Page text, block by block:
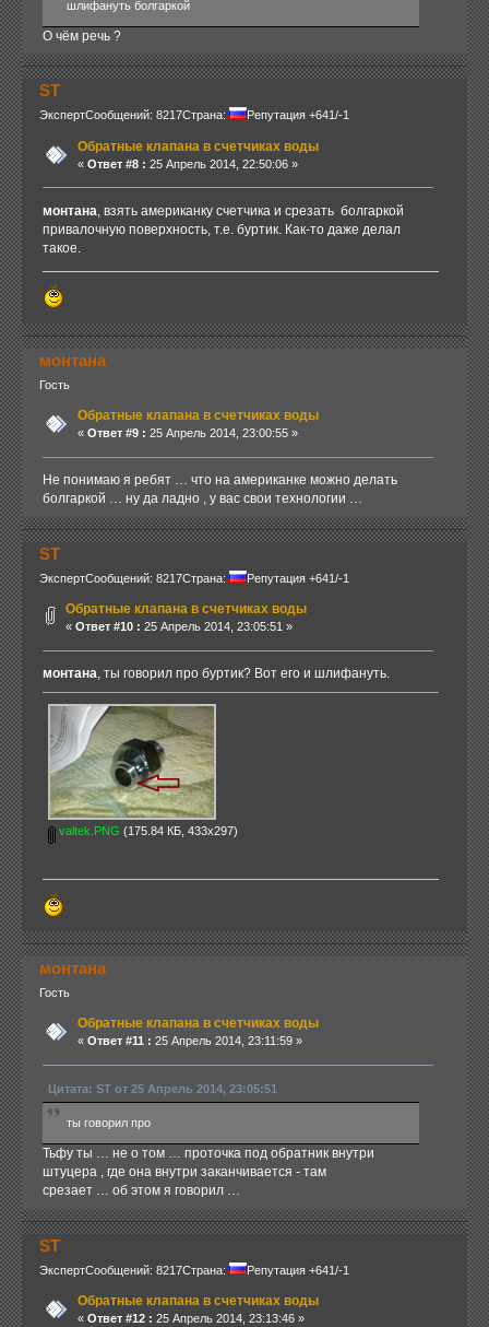
шлифануть болгаркой
О чём речь ?
ST
ЭкспертСообщений: 8217Страна: Репутация +641/-1
Обратные клапана в счетчиках воды
« Ответ #8 : 25 Апрель 2014, 22:50:06 »
монтана, взять американку счетчика и срезать болгаркой
привалочную поверхность, т.е. буртик. Как-то даже делал
такое.
монтана
Гость
Обратные клапана в счетчиках воды
« Ответ #9 : 25 Апрель 2014, 23:00:55 »
Не понимаю я ребят … что на американке можно делать
болгаркой … ну да ладно , у вас свои технологии …
ST
ЭкспертСообщений: 8217Страна: Репутация +641/-1
Обратные клапана в счетчиках воды
« Ответ #10 : 25 Апрель 2014, 23:05:51 »
монтана, ты говорил про буртик? Вот его и шлифануть.
valtek.PNG (175.84 КБ, 433x297)
монтана
Гость
Обратные клапана в счетчиках воды
« Ответ #11 : 25 Апрель 2014, 23:11:59 »
Цитата: ST от 25 Апрель 2014, 23:05:51
ты говорил про
Тьфу ты … не о том … проточка под обратник внутри
штуцера , где она внутри заканчивается - там
срезает … об этом я говорил …
ST
ЭкспертСообщений: 8217Страна: Репутация +641/-1
Обратные клапана в счетчиках воды
« Ответ #12 : 25 Апрель 2014, 23:13:46 »